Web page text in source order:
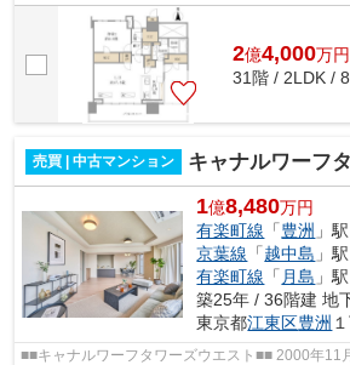
階建 総戸数550戸 東京メトロ有楽町...
2億4,000万円
31階 / 2LDK /
売買 | 中古マンション キャナルワーフ
1億8,480万円
有楽町線 「豊洲 」
京葉線 「越中島 」
有楽町線 「 月島 」
築25年 / 36階建 地
東京都江東区豊洲
■■キャナルワーフタワーズウエスト■■ 2000年11月築 鉄筋コンクリート造地